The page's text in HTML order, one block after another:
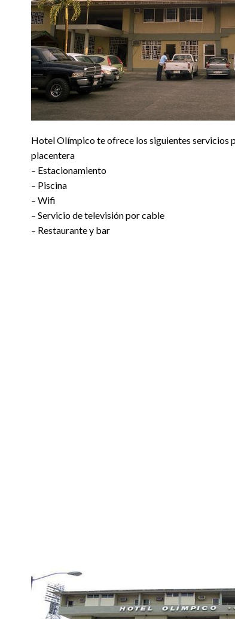
Hotel Olímpico te ofrece los siguientes servicios
placentera
– Estacionamiento
– Piscina
– Wifi
– Servicio de televisión por cable
– Restaurante y bar
repeat" data-bgparallax="off" class="rev-